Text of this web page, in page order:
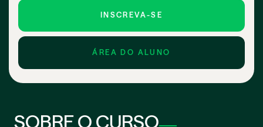
INSCREVA-SE
ÁREA DO ALUNO
SOBRE O CURSO